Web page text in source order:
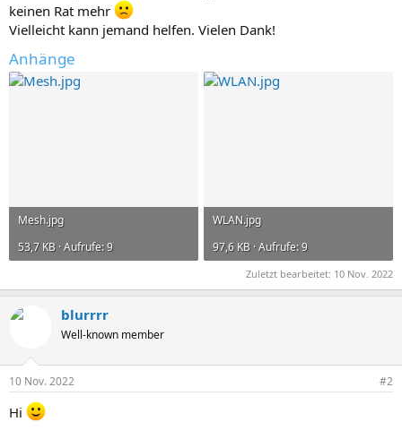
keinen Rat mehr
Vielleicht kann jemand helfen. Vielen Dank!
Anhänge
Mesh.jpg
53,7 KB · Aufrufe: 9
WLAN.jpg
97,6 KB · Aufrufe: 9
Zuletzt bearbeitet: 10 Nov. 2022
blurrrr
Well-known member
10 Nov. 2022 #2
Hi